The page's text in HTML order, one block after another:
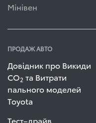
Мінівен
ПРОДАЖ АВТО
Довідник про Викиди
СО2 та Витрати
пального моделей
Toyota
Тест–драйв